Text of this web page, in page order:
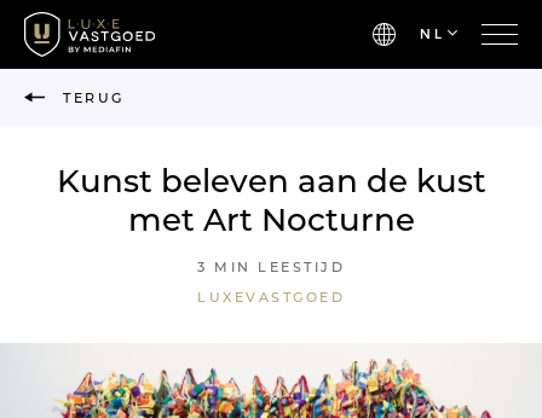
NL
TERUG
Kunst beleven aan de kust
met Art Nocturne
3 MIN LEESTIJD
LUXEVASTGOED